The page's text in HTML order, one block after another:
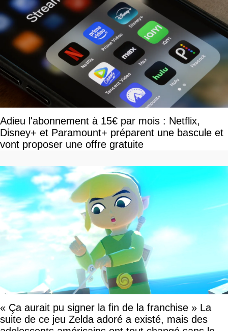
Adieu l'abonnement à 15€ par mois : Netflix,
Disney+ et Paramount+ préparent une bascule et
vont proposer une offre gratuite
« Ça aurait pu signer la fin de la franchise » La
suite de ce jeu Zelda adoré a existé, mais des